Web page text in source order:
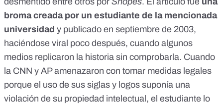
broma creada por un estudiante de la mencionada
universidad y publicado en septiembre de 2003,
haciéndose viral poco después, cuando algunos
medios replicaron la historia sin comprobarla. Cuando
la CNN y AP amenazaron con tomar medidas legales
porque el uso de sus siglas y logos suponía una
violación de su propiedad intelectual, el estudiante lo